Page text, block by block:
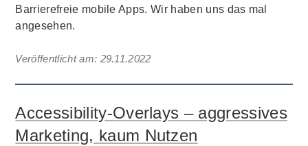
Barrierefreie mobile Apps. Wir haben uns das mal
angesehen.
Veröffentlicht am: 29.11.2022
Accessibility-Overlays – aggressives
Marketing, kaum Nutzen